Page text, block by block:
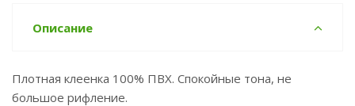
Описание
Плотная клеенка 100% ПВХ. Спокойные тона, не
большое рифление.